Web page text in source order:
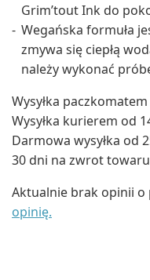
Grim’tout Ink do
Wegańska formuła
zmywa się ciepłą
należy wykonać
Wysyłka paczkomatem
Wysyłka kurierem od
Darmowa wysyłka od
30 dni na zwrot towaru
Aktualnie brak opinii o
opinię.